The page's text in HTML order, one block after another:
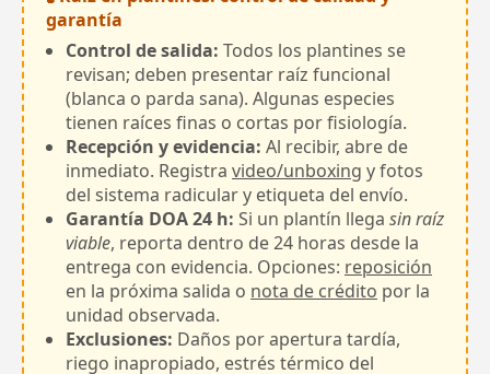
garantía
Control de salida: Todos los plantines se
revisan; deben presentar raíz funcional
(blanca o parda sana). Algunas especies
tienen raíces finas o cortas por fisiología.
Recepción y evidencia: Al recibir, abre de
inmediato. Registra video/unboxing y fotos
del sistema radicular y etiqueta del envío.
Garantía DOA 24 h: Si un plantín llega sin raíz
viable, reporta dentro de 24 horas desde la
entrega con evidencia. Opciones: reposición
en la próxima salida o nota de crédito por la
unidad observada.
Exclusiones: Daños por apertura tardía,
riego inapropiado, estrés térmico del